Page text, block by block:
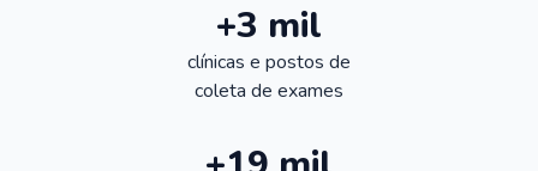
+3 mil
clínicas e postos de
coleta de exames